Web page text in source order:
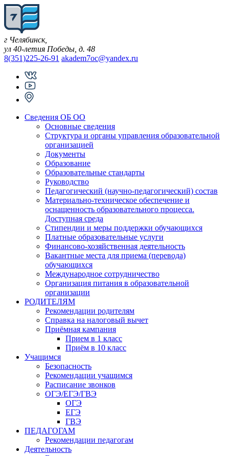
Skip
content
г Челябинск,
ул 40-летия Победы, д. 48
8(351)225-26-91 akadem7oc@yandex.ru
Сведения ОБ ОО
Основные сведения
Структура и органы управления образовательной
организацией
Документы
Образование
Образовательные стандарты
Руководство
Педагогический (научно-педагогический) состав
Материально-техническое обеспечение и
оснащенность образовательного процесса.
Доступная среда
Стипендии и меры поддержки обучающихся
Платные образовательные услуги
Финансово-хозяйственная деятельность
Вакантные места для приема (перевода)
обучающихся
Международное сотрудничество
Организация питания в образовательной
организации
РОДИТЕЛЯМ
Рекомендации родителям
Справка на налоговый вычет
Приёмная кампания
Прием в 1 класс
Приём в 10 класс
Учащимся
Безопасность
Рекомендации учащимся
Расписание звонков
ОГЭ/ЕГЭ/ГВЭ
ОГЭ
ЕГЭ
ГВЭ
ПЕДАГОГАМ
Рекомендации педагогам
Деятельность